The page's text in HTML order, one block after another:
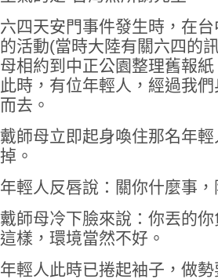
六四天安門事件發生時，在
的活動(當時大陸有關六四的
母相約到中正公園整理舊報
此時，有位年輕人，經過我
而去。
戴師母立即起身喚住那名年
掉。
年輕人反唇說：關你什麼事
戴師母冷下臉來說：你丟的
這樣，環境當然不好。
年輕人此時已捲起袖子，做